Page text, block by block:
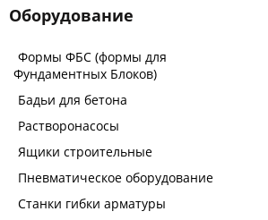
Оборудование
Формы ФБС (формы для
Фундаментных Блоков)
Бадьи для бетона
Растворонасосы
Ящики строительные
Пневматическое оборудование
Станки гибки арматуры